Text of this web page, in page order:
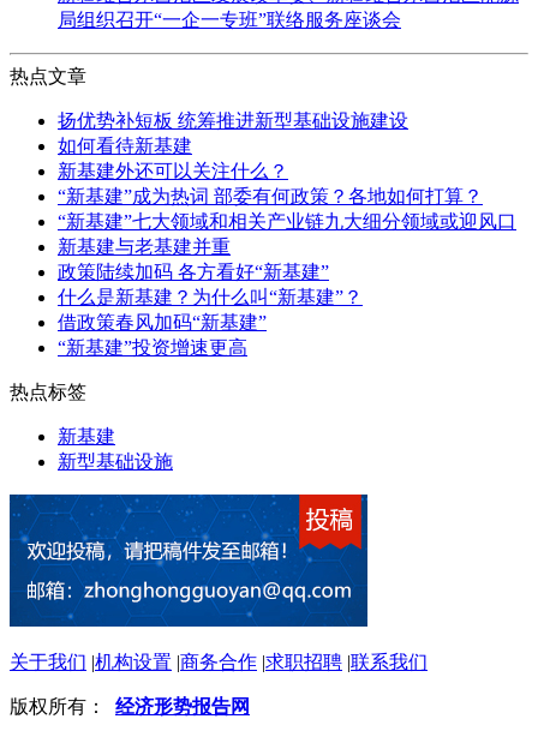
局组织召开“一企一专班”联络服务座谈会
热点文章
扬优势补短板 统筹推进新型基础设施建设
如何看待新基建
新基建外还可以关注什么？
“新基建”成为热词 部委有何政策？各地如何打算？
“新基建”七大领域和相关产业链九大细分领域或迎风口
新基建与老基建并重
政策陆续加码 各方看好“新基建”
什么是新基建？为什么叫“新基建”？
借政策春风加码“新基建”
“新基建”投资增速更高
热点标签
新基建
新型基础设施
关于我们 |机构设置 |商务合作 |求职招聘 |联系我们
版权所有： 经济形势报告网